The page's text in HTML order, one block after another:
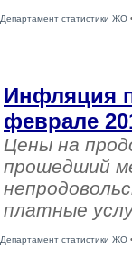
Департамент статистики ЖО
Инфляция
феврале
Цены на
прошедший
платные
Департамент статистики ЖО